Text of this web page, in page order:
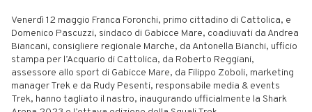
Venerdì 12 maggio Franca Foronchi, primo cittadino di Cattolica, e
Domenico Pascuzzi, sindaco di Gabicce Mare, coadiuvati da Andrea
Biancani, consigliere regionale Marche, da Antonella Bianchi, ufficio
stampa per l’Acquario di Cattolica, da Roberto Reggiani,
assessore allo sport di Gabicce Mare, da Filippo Zoboli, marketing
manager Trek e da Rudy Pesenti, responsabile media & events
Trek, hanno tagliato il nastro, inaugurando ufficialmente la Shark